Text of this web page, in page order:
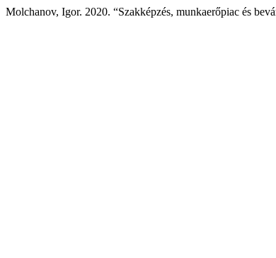
Molchanov, Igor. 2020. “Szakképzés, munkaerőpiac és